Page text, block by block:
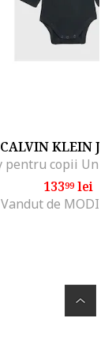
CALVIN KLEIN
13399lei
Vandut de